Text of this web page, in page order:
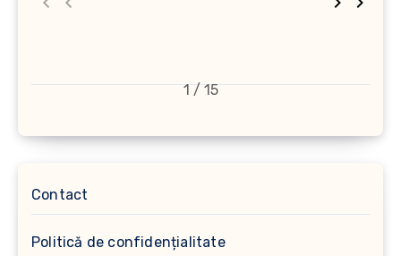
1 / 15
Contact
Politică de confidențialitate